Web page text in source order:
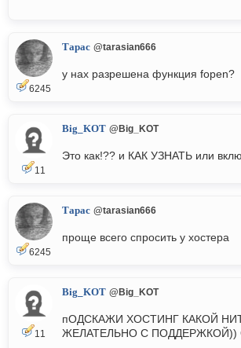
6245
Тарас @tarasian666
у нах разрешена функция fopen?
11
Big_KOT @Big_KOT
Это как!?? и КАК УЗНАТЬ или
6245
Тарас @tarasian666
проще всего спросить у хостера
11
Big_KOT @Big_KOT
пОДСКАЖИ ХОСТИНГ КАКОЙ
ЖЕЛАТЕЛЬНО С